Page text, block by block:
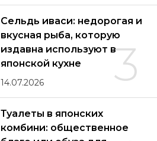
3
Сельдь иваси: недорогая и
вкусная рыба, которую
издавна используют в
японской кухне
14.07.2026
Туалеты в японских
комбини: общественное